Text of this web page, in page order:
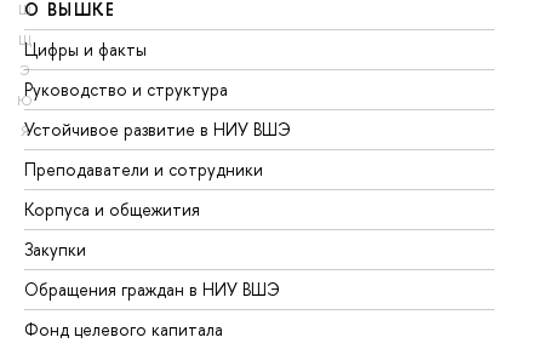
Ш
Щ
Э
Ю
Я
О ВЫШКЕ
Цифры и факты
Руководство и структура
Устойчивое развитие в НИУ ВШЭ
Преподаватели и сотрудники
Корпуса и общежития
Закупки
Обращения граждан в НИУ ВШЭ
Фонд целевого капитала